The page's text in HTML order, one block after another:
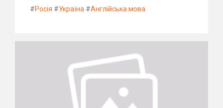
#Росія #Україна #Англійська мова